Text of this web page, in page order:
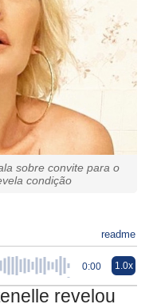
sobre convite para o
condição
readme
0:00 1.0x
revelou